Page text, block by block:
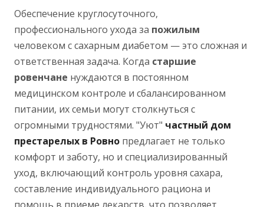
Обеспечение круглосуточного,
профессионального ухода за пожилым
человеком с сахарным диабетом — это сложная и
ответственная задача. Когда старшие
ровенчане нуждаются в постоянном
медицинском контроле и сбалансированном
питании, их семьи могут столкнуться с
огромными трудностями. "Уют" частный дом
престарелых в Ровно предлагает не только
комфорт и заботу, но и специализированный
уход, включающий контроль уровня сахара,
составление индивидуального рациона и
помощь в приеме лекарств, что позволяет